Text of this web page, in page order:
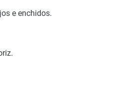
e enchidos.